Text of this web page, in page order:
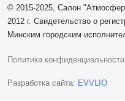
© 2015-2025, Салон
2012 г. Свидетельство о
Минским городским
Политика конфиденциальности
Разработка сайта: EVVLIO